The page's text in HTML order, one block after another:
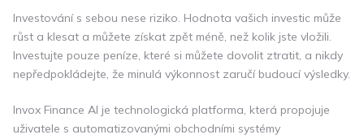
Investování s sebou nese riziko. Hodnota vašich investic může
růst a klesat a můžete získat zpět méně, než kolik jste vložili.
Investujte pouze peníze, které si můžete dovolit ztratit, a nikdy
nepředpokládejte, že minulá výkonnost zaručí budoucí výsledky.
Invox Finance AI je technologická platforma, která propojuje
uživatele s automatizovanými obchodními systémy